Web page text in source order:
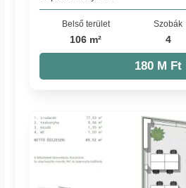
Belső terület
106 m²
Szobák
4
180 M Ft